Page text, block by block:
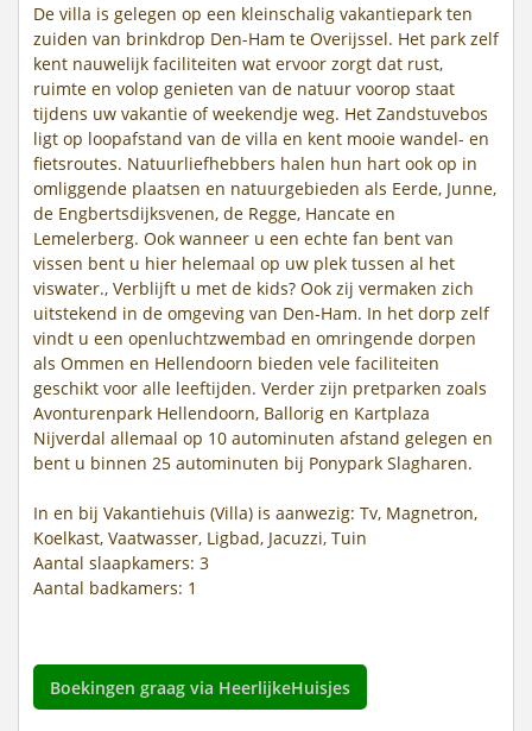
De villa is gelegen op een kleinschalig vakantiepark ten
zuiden van brinkdrop Den-Ham te Overijssel. Het park zelf
kent nauwelijk faciliteiten wat ervoor zorgt dat rust,
ruimte en volop genieten van de natuur voorop staat
tijdens uw vakantie of weekendje weg. Het Zandstuvebos
ligt op loopafstand van de villa en kent mooie wandel- en
fietsroutes. Natuurliefhebbers halen hun hart ook op in
omliggende plaatsen en natuurgebieden als Eerde, Junne,
de Engbertsdijksvenen, de Regge, Hancate en
Lemelerberg. Ook wanneer u een echte fan bent van
vissen bent u hier helemaal op uw plek tussen al het
viswater., Verblijft u met de kids? Ook zij vermaken zich
uitstekend in de omgeving van Den-Ham. In het dorp zelf
vindt u een openluchtzwembad en omringende dorpen
als Ommen en Hellendoorn bieden vele faciliteiten
geschikt voor alle leeftijden. Verder zijn pretparken zoals
Avonturenpark Hellendoorn, Ballorig en Kartplaza
Nijverdal allemaal op 10 autominuten afstand gelegen en
bent u binnen 25 autominuten bij Ponypark Slagharen.
In en bij Vakantiehuis (Villa) is aanwezig: Tv, Magnetron,
Koelkast, Vaatwasser, Ligbad, Jacuzzi, Tuin
Aantal slaapkamers: 3
Aantal badkamers: 1
Boekingen graag via HeerlijkeHuisjes